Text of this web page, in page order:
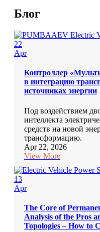
Блог
22
Apr
Контроллер
в интеграцию
источниках энергии
Под воздействием
интеллекта
средств на новой
трансформацию.
Apr 22, 2026
View More
13
Apr
The Core of
Analysis of the Pros
Topologies – How to